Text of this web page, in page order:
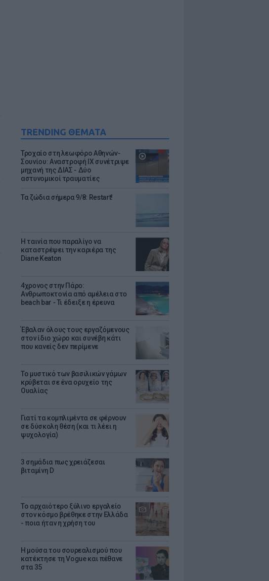
TRENDING ΘΕΜΑΤΑ
Τροχαίο στη λεωφόρο Αθηνών-
Σουνίου: Αναστροφή ΙΧ συνέτριψε
μηχανή της ΔΙΑΣ - Δύο
αστυνομικοί τραυματίες
Τα ζώδια σήμερα 9/8: Restart!
Η ταινία που παραλίγο να
καταστρέψει την καριέρα της
Diane Keaton
4χρονος στην Πάρο:
Ανθρωποκτονία από αμέλεια στο
beach bar - Τι έδειξε η έρευνα
Έβαλαν όλους τους εργαζόμενους
στον ίδιο χώρο και συνέβη κάτι
που κανείς δεν περίμενε
Το μυστικό των βασιλικών γάμων
κρύβεται σε ένα ορυχείο της
Ουαλίας
Γιατί τα κομπλιμέντα σε φέρνουν
σε δύσκολη θέση (και τι λέει η
ψυχολογία)
3 σημάδια πως χρειάζεσαι
βιταμίνη D
Το αρχαιότερο ξύλινο εργαλείο
στον κόσμο βρέθηκε στην Ελλάδα
- ποια ήταν η χρήση του
Η μούσα του σουρεαλισμού που
κατέκτησε τη Vogue και πέθανε
στα 35